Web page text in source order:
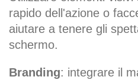
rapido dell'azione o
aiutare a tenere gli
schermo.
Branding: integrare il